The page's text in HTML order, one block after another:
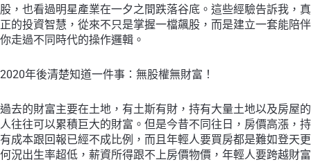
股，也看過明星產業在一夕之間跌落谷底。這些經驗告訴我，真
正的投資智慧，從來不只是掌握一檔飆股，而是建立一套能陪伴
你走過不同時代的操作邏輯。
2020年後清楚知道一件事：無股權無財富！
過去的財富主要在土地，有土斯有財，持有大量土地以及房屋的
人往往可以累積巨大的財富。但是今昔不同往日，房價高漲，持
有成本跟回報已經不成比例，而且年輕人要買房都是難如登天更
何況出生率超低，薪資所得跟不上房價物價，年輕人要跨越財富